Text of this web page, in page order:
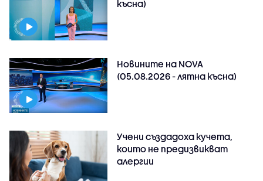
късна)
Новините на NOVA
(05.08.2026 - лятна късна)
Учени създадоха кучета,
които не предизвикват
алергии